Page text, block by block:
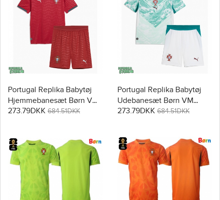
Portugal Replika Babytøj
Hjemmebanesæt Børn VM
2026 Kortærmet (+ Korte
273.79DKK 684.51DKK
Portugal Replika Babytøj
Udebanesæt Børn VM
2026 Kortærmet (+ Korte
273.79DKK 684.51DKK